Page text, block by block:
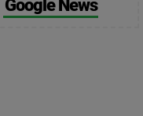
Google News